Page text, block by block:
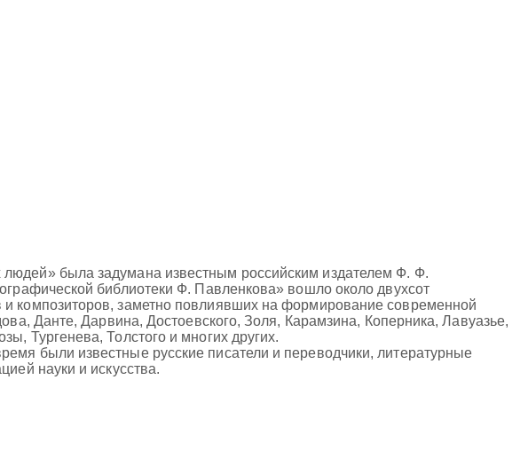
была задумана известным российским издателем Ф. Ф.
библиотеки Ф. Павленкова» вошло около двухсот
композиторов, заметно повлиявших на формирование современной
Данте, Дарвина, Достоевского, Золя, Карамзина, Коперника, Лавуазье,
Тургенева, Толстого и многих других.
были известные русские писатели и переводчики, литературные
науки и искусства.